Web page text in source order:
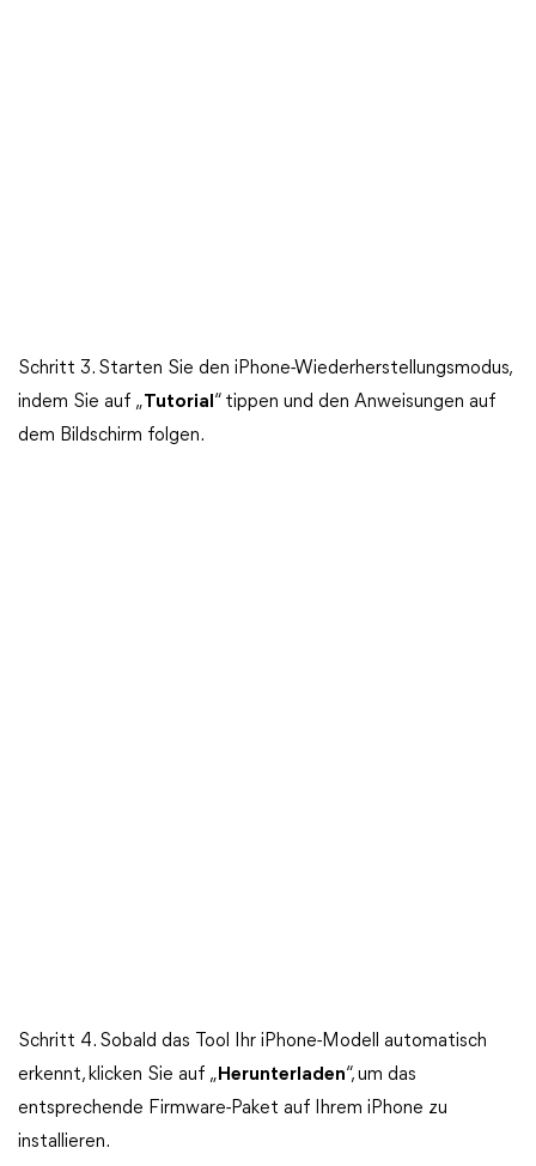
Schritt 3. Starten Sie den iPhone-Wiederherstellungsmodus,
indem Sie auf „Tutorial “ tippen und den Anweisungen auf
dem Bildschirm folgen.
Schritt 4. Sobald das Tool Ihr iPhone-Modell automatisch
erkennt, klicken Sie auf „ Herunterladen“, um das
entsprechende Firmware-Paket auf Ihrem iPhone zu
installieren.